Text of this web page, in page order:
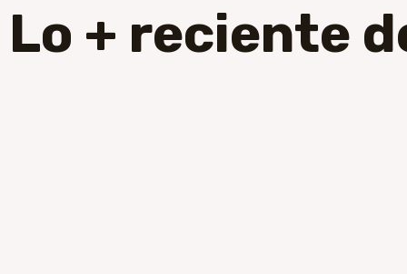
Lo + reciente